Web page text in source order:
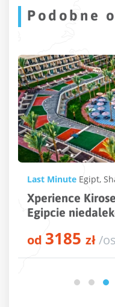
Podobne
Last Minute
MC Arancia
plaży w
od3082zł